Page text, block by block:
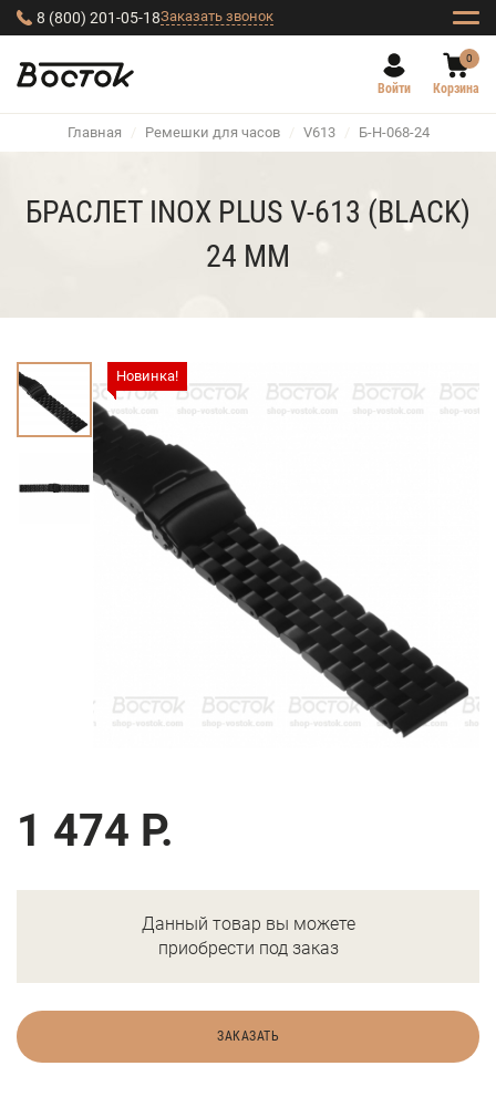
8 (800) 201-05-18Заказать звонок
Войти
0
Корзина
Главная / Ремешки для часов / V613 / Б-Н-068-24
БРАСЛЕТ INOX PLUS V-613 (BLACK)
24 ММ
Новинка!
1 474 Р.
Данный товар вы можете
приобрести под заказ
ЗАКАЗАТЬ